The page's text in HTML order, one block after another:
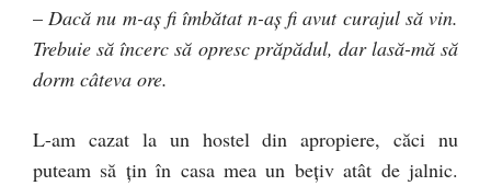
–Dacă nu m-aş fi îmbătat n-aş fi avut curajul să vin.
Trebuie să încerc să opresc prăpădul, dar lasă-mă să
dorm câteva ore.
L-am cazat la un hostel din apropiere, căci nu
puteam să ţin în casa mea un beţiv atât de jalnic.